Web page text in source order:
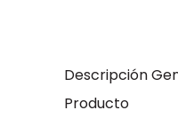
Descripción
Producto